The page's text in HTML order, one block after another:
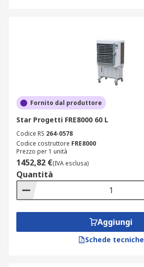
Fornito dal produttore
Star Progetti FRE8000 60 L
Codice RS 264-0578
Codice costruttore FRE8000
Prezzo per 1 unità
1452,82 €(IVA esclusa)
Quantità
Aggiungi
Schede tecniche